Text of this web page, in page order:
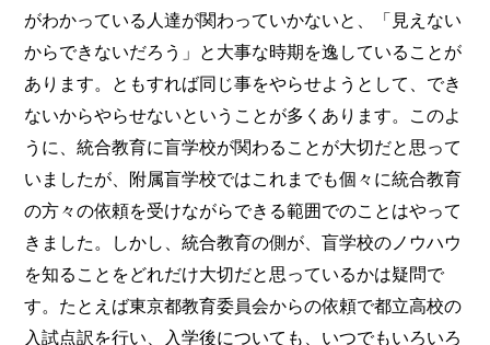
がわかっている人達が関わっていかないと、「見えない
からできないだろう」と大事な時期を逸していることが
あります。ともすれば同じ事をやらせようとして、でき
ないからやらせないということが多くあります。このよ
うに、統合教育に盲学校が関わることが大切だと思って
いましたが、附属盲学校ではこれまでも個々に統合教育
の方々の依頼を受けながらできる範囲でのことはやって
きました。しかし、統合教育の側が、盲学校のノウハウ
を知ることをどれだけ大切だと思っているかは疑問で
す。たとえば東京都教育委員会からの依頼で都立高校の
入試点訳を行い、入学後についても、いつでもいろいろ